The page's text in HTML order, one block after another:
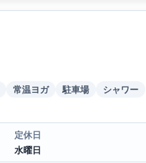
常温ヨガ 駐車場
シャワー
定休日
水曜日